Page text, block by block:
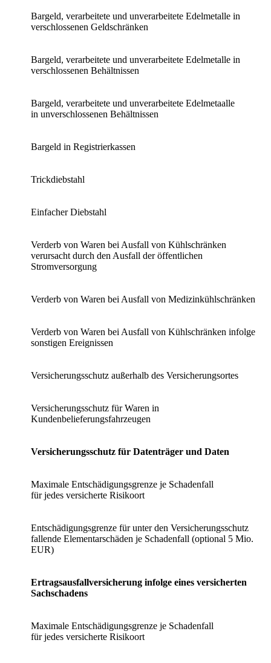
Bargeld, verarbeitete und unverarbeitete Edelmetalle in
verschlossenen Geldschränken
Bargeld, verarbeitete und unverarbeitete Edelmetalle in
verschlossenen Behältnissen
Bargeld, verarbeitete und unverarbeitete Edelmetaalle
in unverschlossenen Behältnissen
Bargeld in Registrierkassen
Trickdiebstahl
Einfacher Diebstahl
Verderb von Waren bei Ausfall von Kühlschränken
verursacht durch den Ausfall der öffentlichen
Stromversorgung
Verderb von Waren bei Ausfall von Medizinkühlschränken
Verderb von Waren bei Ausfall von Kühlschränken infolge
sonstigen Ereignissen
Versicherungsschutz außerhalb des Versicherungsortes
Versicherungsschutz für Waren in
Kundenbelieferungsfahrzeugen
Versicherungsschutz für Datenträger und Daten
Maximale Entschädigungsgrenze je Schadenfall
für jedes versicherte Risikoort
Entschädigungsgrenze für unter den Versicherungsschutz
fallende Elementarschäden je Schadenfall (optional 5 Mio.
EUR)
Ertragsausfallversicherung infolge eines versicherten
Sachschadens
Maximale Entschädigungsgrenze je Schadenfall
für jedes versicherte Risikoort